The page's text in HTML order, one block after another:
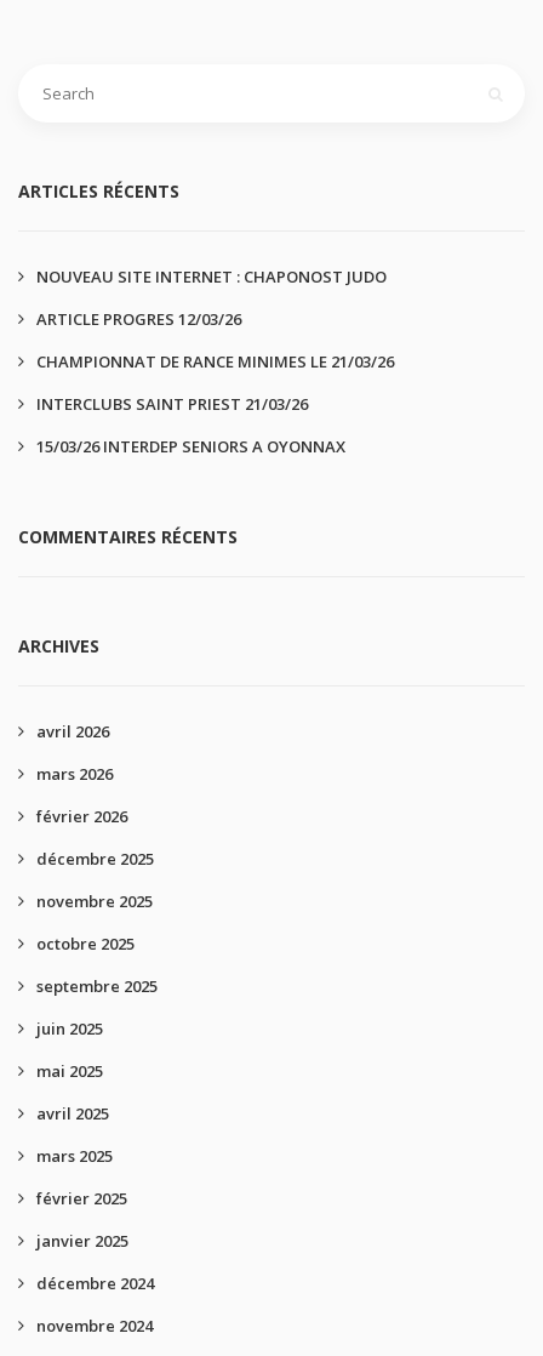
ARTICLES RÉCENTS
NOUVEAU SITE INTERNET : CHAPONOST JUDO
ARTICLE PROGRES 12/03/26
CHAMPIONNAT DE RANCE MINIMES LE 21/03/26
INTERCLUBS SAINT PRIEST 21/03/26
15/03/26 INTERDEP SENIORS A OYONNAX
COMMENTAIRES RÉCENTS
ARCHIVES
avril 2026
mars 2026
février 2026
décembre 2025
novembre 2025
octobre 2025
septembre 2025
juin 2025
mai 2025
avril 2025
mars 2025
février 2025
janvier 2025
décembre 2024
novembre 2024